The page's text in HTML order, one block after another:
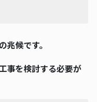
候です。
事を検討する必要が